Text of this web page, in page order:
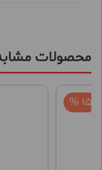
محصولات
15 %